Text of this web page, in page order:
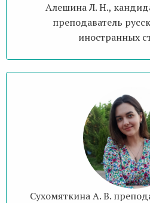
Алешина Л. Н.,
преподаватель
иностранных
Сухомяткина А. В.